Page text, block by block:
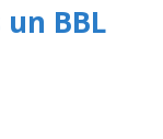
BBL